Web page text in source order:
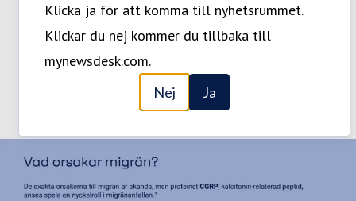
Klicka ja för att komma till nyhetsrummet.
Klickar du nej kommer du tillbaka till
mynewsdesk.com.
Nej Ja